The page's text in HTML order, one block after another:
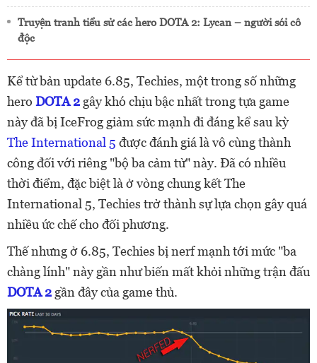
Truyện tranh tiểu sử các hero DOTA 2: Lycan – người sói cô
độc
Kể từ bản update 6.85, Techies, một trong số những
hero DOTA 2 gây khó chịu bậc nhất trong tựa game
này đã bị IceFrog giảm sức mạnh đi đáng kể sau kỳ
The International 5 được đánh giá là vô cùng thành
công đối với riêng "bộ ba cảm tử" này. Đã có nhiều
thời điểm, đặc biệt là ở vòng chung kết The
International 5, Techies trở thành sự lựa chọn gây quá
nhiều ức chế cho đối phương.
Thế nhưng ở 6.85, Techies bị nerf mạnh tới mức "ba
chàng lính" này gần như biến mất khỏi những trận đấu
DOTA 2 gần đây của game thủ.